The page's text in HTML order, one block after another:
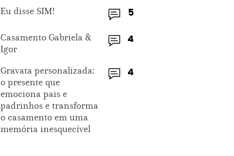
5
Eu disse SIM!
4
Casamento Gabriela &
Igor
4
Gravata personalizada:
o presente que
emociona pais e
padrinhos e transforma
o casamento em uma
memória inesquecível